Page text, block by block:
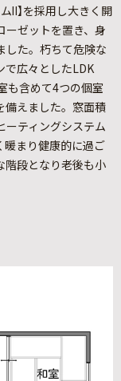
Ⅱ】を採用し大きく開
ーゼットを置き、身
した。朽ちて危険な
で広々としたLDK
も含めて4つの個室
備えました。窓面積
ーティングシステム
暖まり健康的に過ご
階段となり老後も小